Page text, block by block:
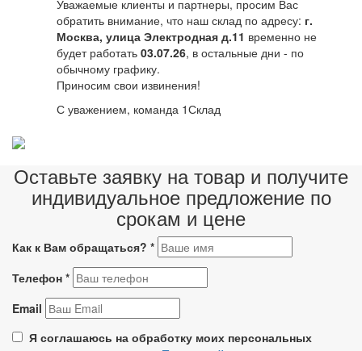
Уважаемые клиенты и партнеры, просим Вас
обратить внимание, что наш склад по адресу: г.
Москва, улица Электродная д.11 временно не
будет работать 03.07.26, в остальные дни - по
обычному графику.
Приносим свои извинения!
С уважением, команда 1Склад
Оставьте заявку на товар и получите
индивидуальное предложение по
срокам и цене
Как к Вам обращаться? *
Телефон *
Email
Я соглашаюсь на обработку моих персональных